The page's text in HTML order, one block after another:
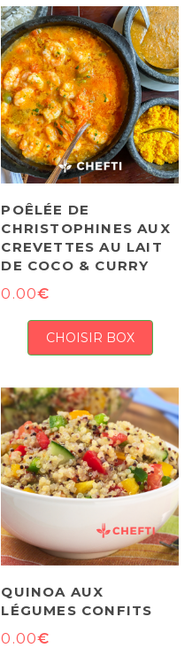
POÊLÉE DE
CHRISTOPHINES AUX
CREVETTES AU LAIT
DE COCO & CURRY
0.00€
CHOISIR BOX
QUINOA AUX
LÉGUMES CONFITS
0.00€